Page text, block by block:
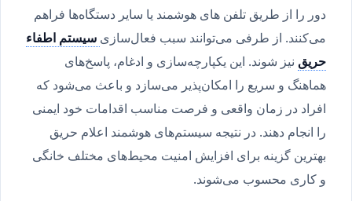
دور را از طریق تلفن های هوشمند یا سایر دستگاه‌ها فراهم
می‌کنند. از طرفی می‌توانند سبب فعال‌سازیسیستم اطفاء
حریقنیز شوند. این یکپارچه‌سازی و ادغام، پاسخ‌های
هماهنگ و سریع را امکان‌پذیر می‌سازد و باعث می‌شود که
افراد در زمان واقعی و فرصت مناسب اقدامات خود ایمنی
را انجام دهند. در نتیجه سیستم‌های هوشمند اعلام حریق
بهترین گزینه برای افزایش امنیت محیط‌های مختلف خانگی
و کاری محسوب می‌شوند.